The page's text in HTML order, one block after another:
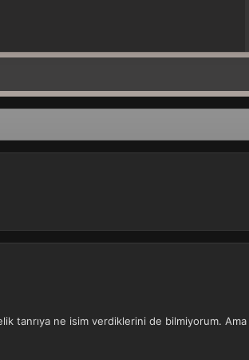
tanrıya ne isim verdiklerini de bilmiyorum.